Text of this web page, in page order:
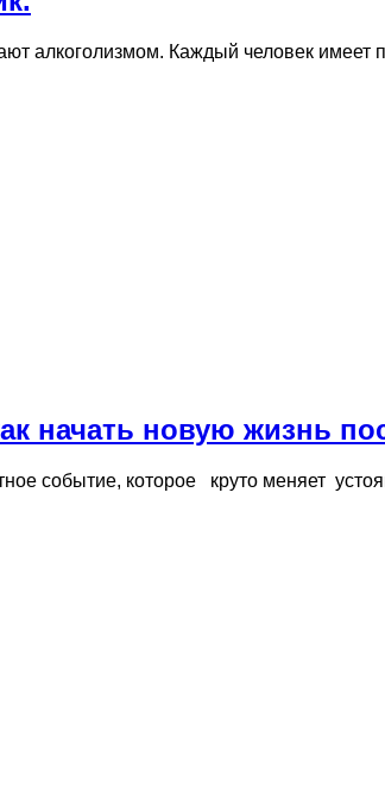
алкоголизмом. Каждый человек имеет
начать новую жизнь
событие, которое круто меняет